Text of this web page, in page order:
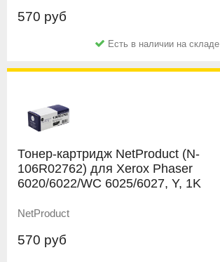
570 руб
Есть в наличии на складе
Тонер-картридж NetProduct (N-
106R02762) для Xerox Phaser
6020/6022/WC 6025/6027, Y, 1K
NetProduct
570 руб